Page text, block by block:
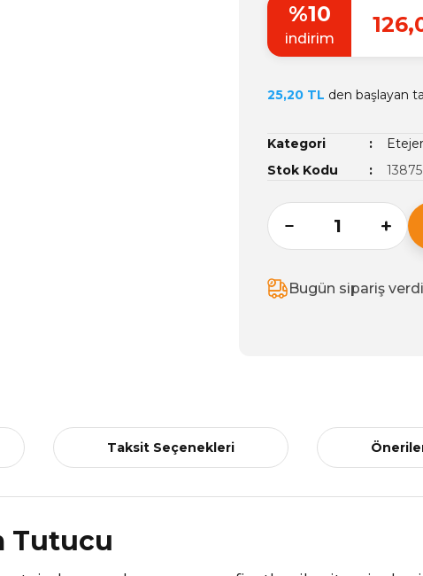
%10
indirim
25,20 TL den başlayan
Kategori
Stok Kodu
13875
Bugün sipariş
Taksit Seçenekleri
Tutucu